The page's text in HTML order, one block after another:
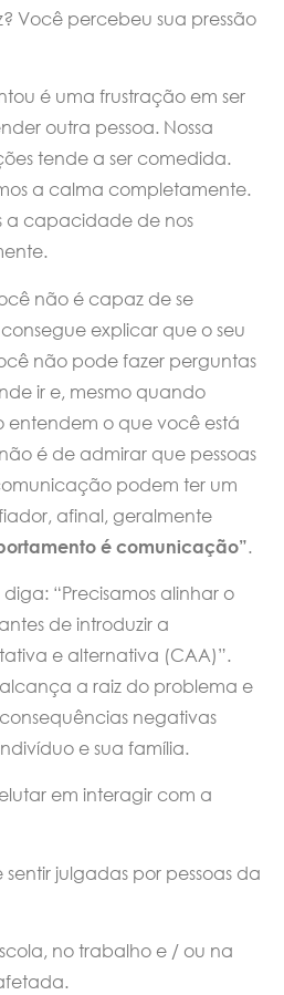
Você percebeu sua pressão
é uma frustração em ser
outra pessoa. Nossa
tende a ser comedida.
a calma completamente.
a capacidade de nos
não é capaz de se
explicar que o seu
não pode fazer perguntas
ir e, mesmo quando
entendem o que você está
é de admirar que pessoas
podem ter um
afinal, geralmente
é comunicação”.
“Precisamos alinhar o
de introduzir a
e alternativa (CAA)”.
a raiz do problema e
negativas
e sua família.
em interagir com a
sentir julgadas por pessoas da
no trabalho e / ou na